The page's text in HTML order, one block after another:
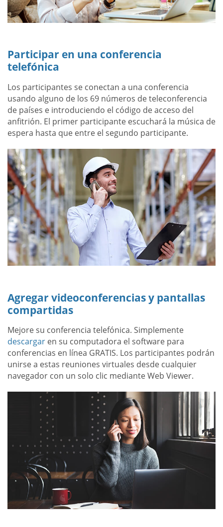
Participar en una conferencia
telefónica
Los participantes se conectan a una conferencia
usando alguno de los 69 números de teleconferencia
de países e introduciendo el código de acceso del
anfitrión. El primer participante escuchará la música de
espera hasta que entre el segundo participante.
Agregar videoconferencias y pantallas
compartidas
Mejore su conferencia telefónica. Simplemente
descargar en su computadora el software para
conferencias en línea GRATIS. Los participantes podrán
unirse a estas reuniones virtuales desde cualquier
navegador con un solo clic mediante Web Viewer.